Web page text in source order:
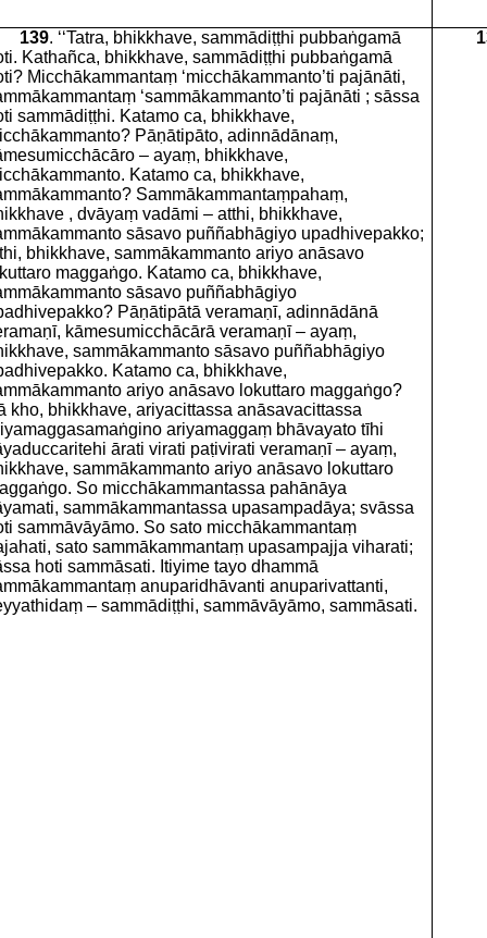
139. ‘‘Tatra, bhikkhave, sammādiṭṭhi pubbaṅgamā
Kathañca, bhikkhave, sammādiṭṭhi pubbaṅgamā
Micchākammantaṃ ‘micchākammanto’ti pajānāti,
‘sammākammanto’ti pajānāti ; sāssa
sammādiṭṭhi. Katamo ca, bhikkhave,
Pāṇātipāto, adinnādānaṃ,
– ayaṃ, bhikkhave,
Katamo ca, bhikkhave,
Sammākammantaṃpahaṃ,
, dvāyaṃ vadāmi – atthi, bhikkhave,
sāsavo puññabhāgiyo upadhivepakko;
bhikkhave, sammākammanto ariyo anāsavo
maggaṅgo. Katamo ca, bhikkhave,
sāsavo puññabhāgiyo
Pāṇātipātā veramaṇī, adinnādānā
kāmesumicchācārā veramaṇī – ayaṃ,
sammākammanto sāsavo puññabhāgiyo
Katamo ca, bhikkhave,
ariyo anāsavo lokuttaro maggaṅgo?
kho, bhikkhave, ariyacittassa anāsavacittassa
ariyamaggaṃ bhāvayato tīhi
ārati virati paṭivirati veramaṇī – ayaṃ,
sammākammanto ariyo anāsavo lokuttaro
So micchākammantassa pahānāya
sammākammantassa upasampadāya; svāssa
sammāvāyāmo. So sato micchākammantaṃ
sato sammākammantaṃ upasampajja viharati;
hoti sammāsati. Itiyime tayo dhammā
anuparidhāvanti anuparivattanti,
– sammādiṭṭhi, sammāvāyāmo, sammāsati.